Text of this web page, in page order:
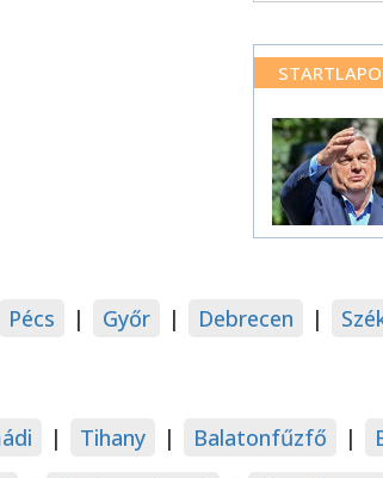
Pécs | Győr | Debrecen |
| Tihany | Balatonfűzfő |